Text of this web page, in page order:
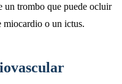
un trombo que puede ocluir
miocardio o un ictus.